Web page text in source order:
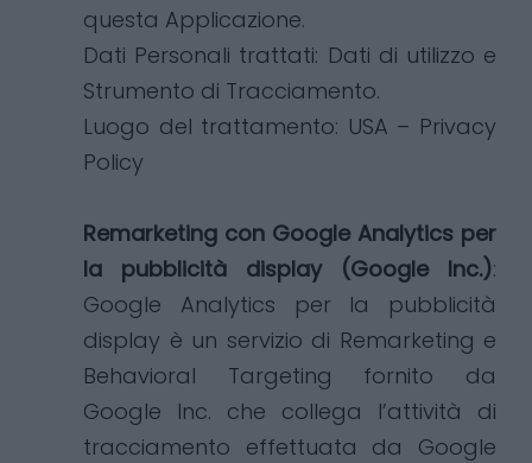
questa Applicazione.
Dati Personali trattati: Dati di utilizzo e
Strumento di Tracciamento.
Luogo del trattamento: USA – Privacy
Policy
Remarketing con Google Analytics per
la pubblicità display (Google Inc.):
Google Analytics per la pubblicità
display è un servizio di Remarketing e
Behavioral Targeting fornito da
Google Inc. che collega l’attività di
tracciamento effettuata da Google